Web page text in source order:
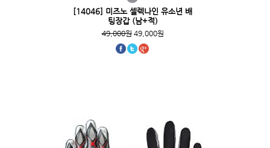
[14046] 미즈노 셀렉나인 유소년 배
팅장갑 (남+적)
49,000원49,000원